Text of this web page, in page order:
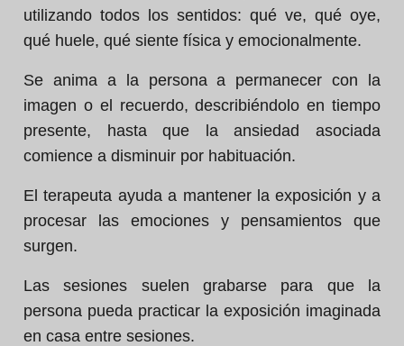
utilizando todos los sentidos: qué ve, qué oye,
qué huele, qué siente física y emocionalmente.
Se anima a la persona a permanecer con la
imagen o el recuerdo, describiéndolo en tiempo
presente, hasta que la ansiedad asociada
comience a disminuir por habituación.
El terapeuta ayuda a mantener la exposición y a
procesar las emociones y pensamientos que
surgen.
Las sesiones suelen grabarse para que la
persona pueda practicar la exposición imaginada
en casa entre sesiones.